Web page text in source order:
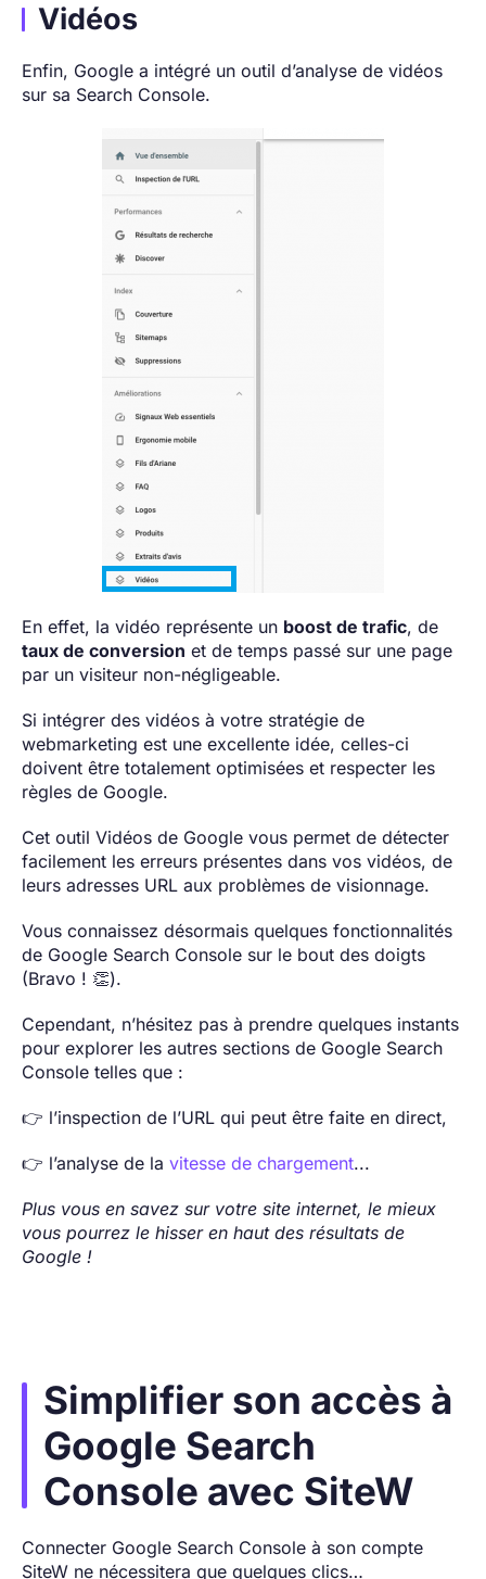
Vidéos
Enfin, Google a intégré un outil d’analyse de vidéos
sur sa Search Console.
En effet, la vidéo représente un boost de trafic, de
taux de conversion et de temps passé sur une page
par un visiteur non-négligeable.
Si intégrer des vidéos à votre stratégie de
webmarketing est une excellente idée, celles-ci
doivent être totalement optimisées et respecter les
règles de Google.
Cet outil Vidéos de Google vous permet de détecter
facilement les erreurs présentes dans vos vidéos, de
leurs adresses URL aux problèmes de visionnage.
Vous connaissez désormais quelques fonctionnalités
de Google Search Console sur le bout des doigts
(Bravo ! 👏).
Cependant, n’hésitez pas à prendre quelques instants
pour explorer les autres sections de Google Search
Console telles que :
👉 l’inspection de l’URL qui peut être faite en direct,
👉 l’analyse de la vitesse de chargement...
Plus vous en savez sur votre site internet, le mieux
vous pourrez le hisser en haut des résultats de
Google !
Simplifier son accès à
Google Search
Console avec SiteW
Connecter Google Search Console à son compte
SiteW ne nécessitera que quelques clics…